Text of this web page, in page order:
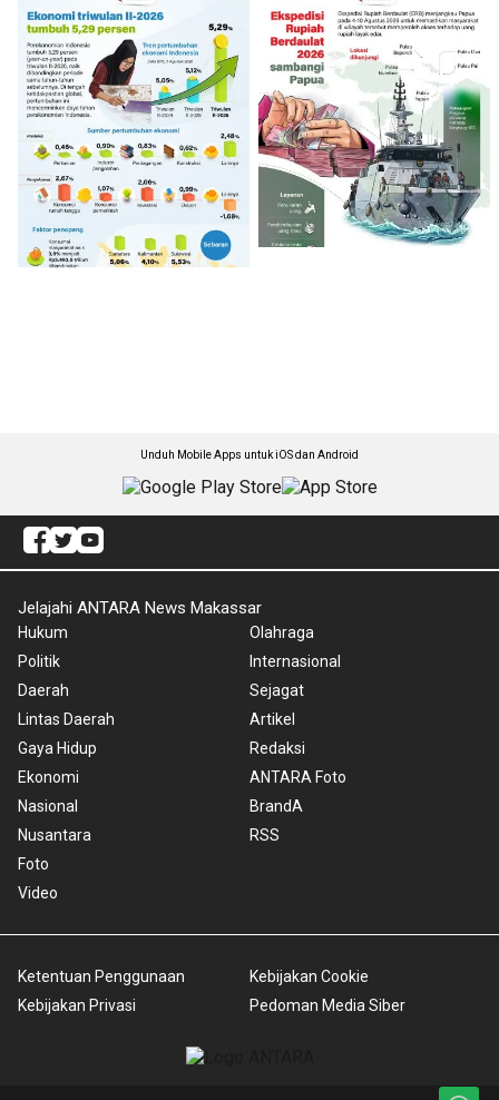
Unduh Mobile Apps untuk iOS dan Android
Jelajahi ANTARA News Makassar
Hukum
Politik
Daerah
Lintas Daerah
Gaya Hidup
Ekonomi
Nasional
Nusantara
Foto
Video
Olahraga
Internasional
Sejagat
Artikel
Redaksi
ANTARA Foto
BrandA
RSS
Ketentuan Penggunaan
Kebijakan Privasi
Kebijakan Cookie
Pedoman Media Siber